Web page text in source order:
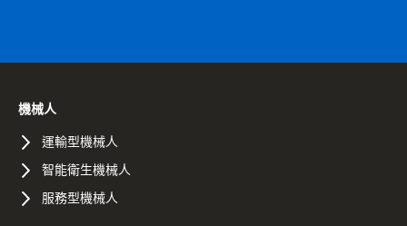
機械人
運輸型機械人
智能衛生機械人
服務型機械人